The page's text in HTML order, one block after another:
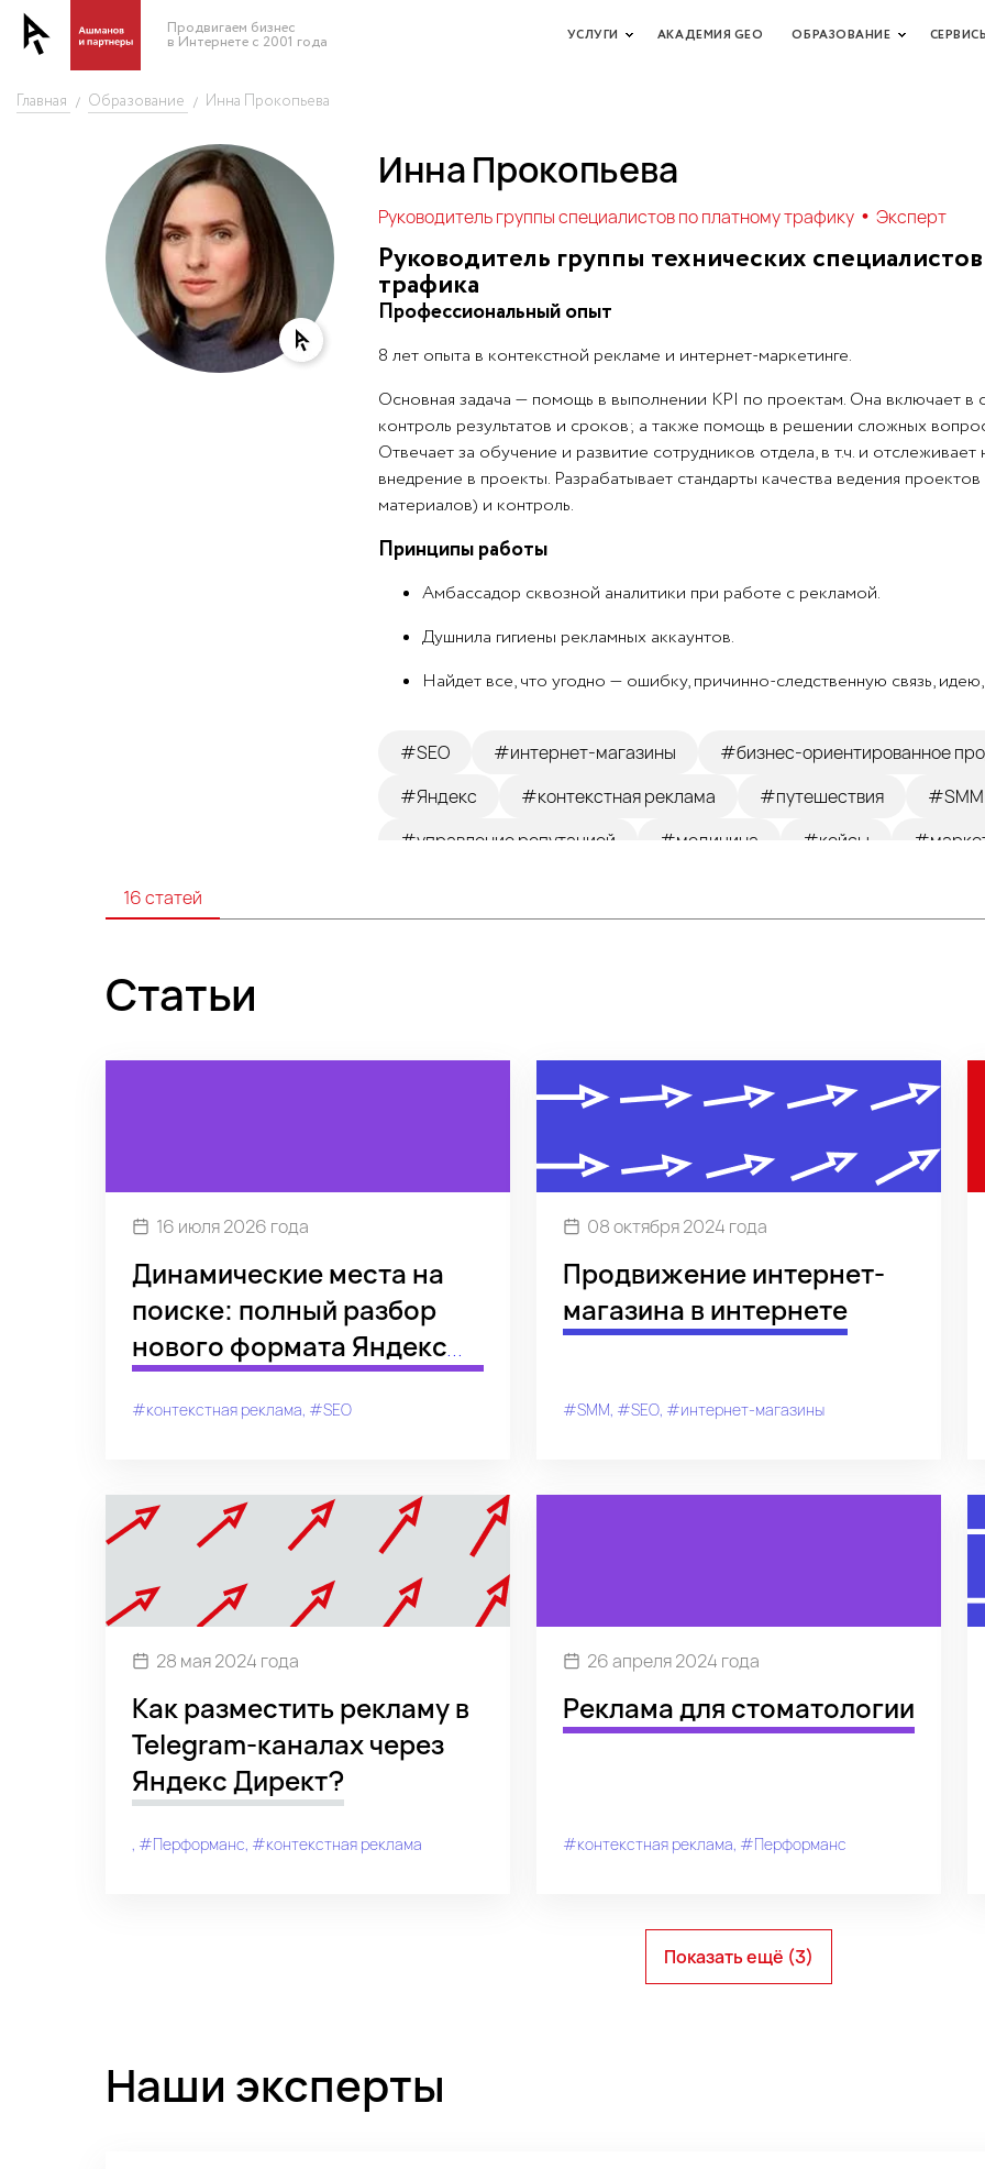
Продвигаем бизнес
в Интернете с 2001 года УСЛУГИ АКАДЕМИЯ GEO ОБРАЗОВАНИЕ
Главная / Образование / Инна Прокопьева
Инна Прокопьева
Руководитель группы специалистов по платному трафику • Эксперт
Руководитель группы технических
трафика
Профессиональный опыт
8 лет опыта в контекстной рекламе и интернет-маркетинге.
Основная задача — помощь в выполнении KPI по проектам. Она включает в
контроль результатов и сроков; а также помощь в решении сложных
Отвечает за обучение и развитие сотрудников отдела, в т.ч. и
внедрение в проекты. Разрабатывает стандарты качества ведения
материалов) и контроль.
Принципы работы
Амбассадор сквозной аналитики при работе с рекламой.
Душнила гигиены рекламных аккаунтов.
Найдет все, что угодно — ошибку, причинно-следственную связь,
#SEO #интернет-магазины #бизнес-ориентированное
#Яндекс
#контекстная реклама #путешествия #SMM
#управление репутацией
#медицина #кейсы
16 статей
Статьи
16 июля 2026 года
Динамические места на
поиске: полный разбор
нового формата Яндекс
Директа
#контекстная реклама #SEO
08 октября 2024 года
Продвижение интернет-
магазина в интернете
#SMM #SEO #интернет-магазины
28 мая 2024 года
Как разместить рекламу в
Telegram-каналах через
Яндекс Директ?
#Перформанс #контекстная реклама
26 апреля 2024 года
Реклама для стоматологии
#контекстная реклама #Перформанс
Показать ещё (3)
Наши эксперты